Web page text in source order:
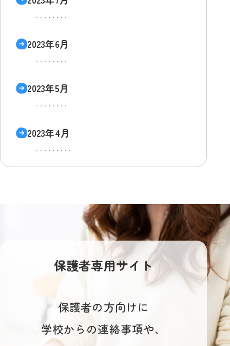
2023年6月
2023年5月
2023年4月
保護者専用サイト
保護者の方向けに
学校からの連絡事項や、